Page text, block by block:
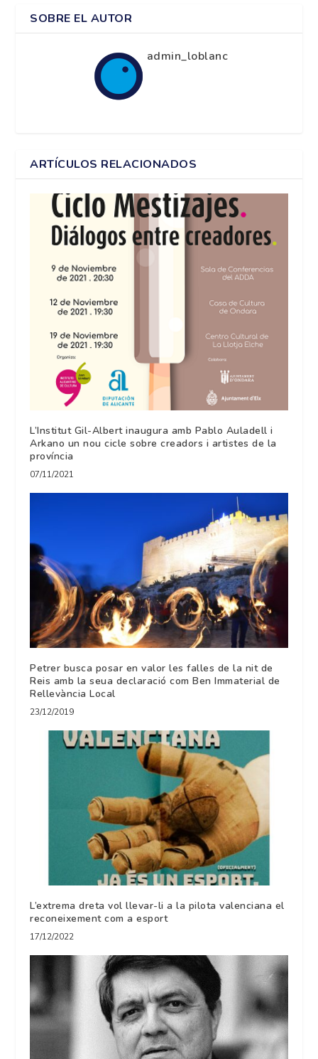
SOBRE EL AUTOR
admin_loblanc
ARTÍCULOS RELACIONADOS
L’Institut Gil-Albert inaugura amb Pablo Auladell i
Arkano un nou cicle sobre creadors i artistes de la
província
07/11/2021
Petrer busca posar en valor les falles de la nit de
Reis amb la seua declaració com Ben Immaterial de
Rellevància Local
23/12/2019
L’extrema dreta vol llevar-li a la pilota valenciana el
reconeixement com a esport
17/12/2022